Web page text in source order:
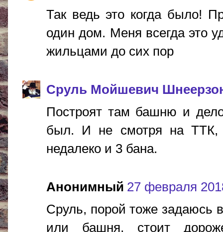
Так ведь это когда было!
один дом. Меня всегда это
жильцами до сих пор
Сруль Мойшевич
Построят там башню и
был. И не смотря на ТТК,
недалеко и 3 бана.
Анонимный 27 февраля
Сруль, порой тоже задаюсь
или башня, стоит